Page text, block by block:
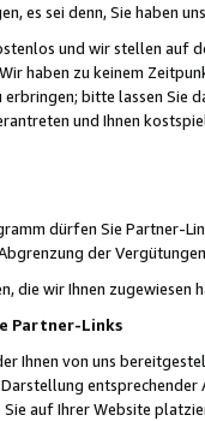
es sei denn, Sie haben
und wir stellen auf
haben zu keinem
bitte lassen Sie
und Ihnen
dürfen Sie Partner-
der
die wir Ihnen zugewiesen
Partner-Links
Ihnen von uns
auf Ihrer Website